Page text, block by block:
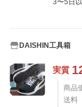
3〜5日
DAISHIN工具箱
実質
商品
送料